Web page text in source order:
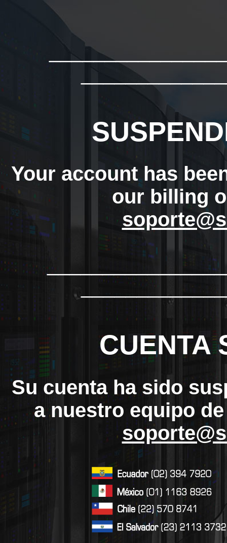
Your account has
our billing
CUENTA
Su cuenta ha sido
a nuestro equipo